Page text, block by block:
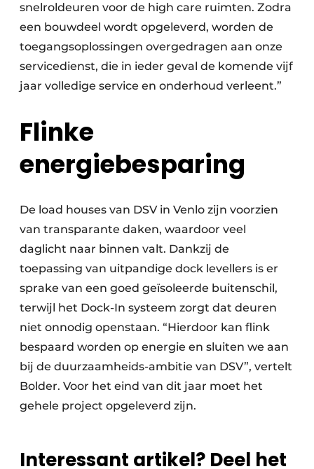
snelroldeuren voor de high care ruimten. Zodra
een bouwdeel wordt opgeleverd, worden de
toegangsoplossingen overgedragen aan onze
servicedienst, die in ieder geval de komende vijf
jaar volledige service en onderhoud verleent.”
Flinke
energiebesparing
De load houses van DSV in Venlo zijn voorzien
van transparante daken, waardoor veel
daglicht naar binnen valt. Dankzij de
toepassing van uitpandige dock levellers is er
sprake van een goed geïsoleerde buitenschil,
terwijl het Dock-In systeem zorgt dat deuren
niet onnodig openstaan. “Hierdoor kan flink
bespaard worden op energie en sluiten we aan
bij de duurzaamheids-ambitie van DSV”, vertelt
Bolder. Voor het eind van dit jaar moet het
gehele project opgeleverd zijn.
Interessant artikel? Deel het